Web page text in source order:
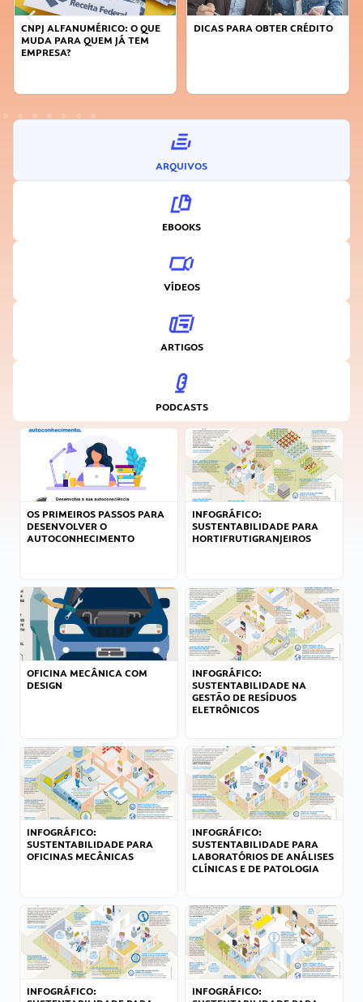
CNPJ ALFANUMÉRICO: O QUE
MUDA PARA QUEM JÁ TEM
EMPRESA?
DICAS PARA OBTER CRÉDITO
ARQUIVOS
EBOOKS
VÍDEOS
ARTIGOS
PODCASTS
OS PRIMEIROS PASSOS PARA
DESENVOLVER O
AUTOCONHECIMENTO
INFOGRÁFICO:
SUSTENTABILIDADE PARA
HORTIFRUTIGRANJEIROS
OFICINA MECÂNICA COM
DESIGN
INFOGRÁFICO:
SUSTENTABILIDADE NA
GESTÃO DE RESÍDUOS
ELETRÔNICOS
INFOGRÁFICO:
SUSTENTABILIDADE PARA
OFICINAS MECÂNICAS
INFOGRÁFICO:
SUSTENTABILIDADE PARA
LABORATÓRIOS DE ANÁLISES
CLÍNICAS E DE PATOLOGIA
INFOGRÁFICO:
INFOGRÁFICO: